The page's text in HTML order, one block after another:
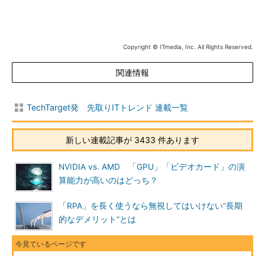
Copyright © ITmedia, Inc. All Rights Reserved.
関連情報
TechTarget発 先取りITトレンド 連載一覧
新しい連載記事が 3433 件あります
NVIDIA vs. AMD 「GPU」「ビデオカード」の演
算能力が高いのはどっち？
「RPA」を長く使うなら無視してはいけない“長期
的なデメリット”とは